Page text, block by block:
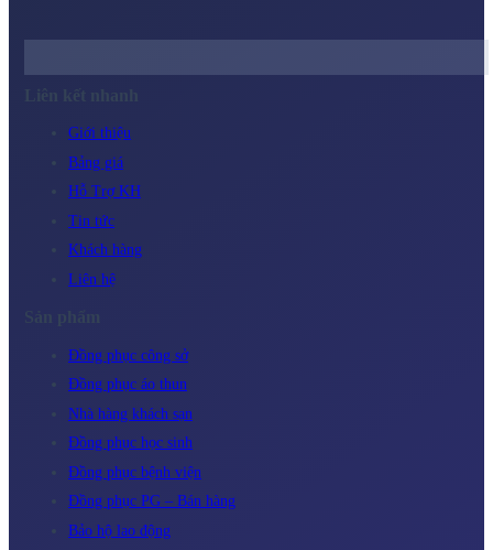
Liên kết nhanh
Giới thiệu
Bảng giá
Hỗ Trợ KH
Tin tức
Khách hàng
Liên hệ
Đồng phục công sở
Đồng phục áo thun
Nhà hàng khách sạn
Đồng phục học sinh
Đồng phục bệnh viện
Đồng phục PG – Bán hàng
Bảo hộ lao động